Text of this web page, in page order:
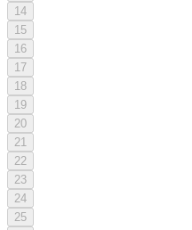
14
15
16
17
18
19
20
21
22
23
24
25